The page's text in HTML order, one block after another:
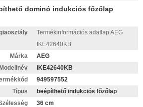
dominó indukciós főzőlap
Termékinformációs adatlap AEG
IKE42640KB
Márka
AEG
Modellnév
IKE42640KB
949597552
Típus
beépíthető indukciós főzőlap
36 cm